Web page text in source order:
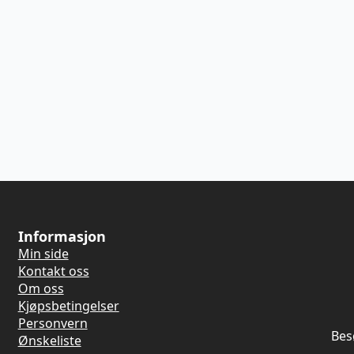
Informasjon
Min side
Kontakt oss
Om oss
Kjøpsbetingelser
Personvern
Ønskeliste